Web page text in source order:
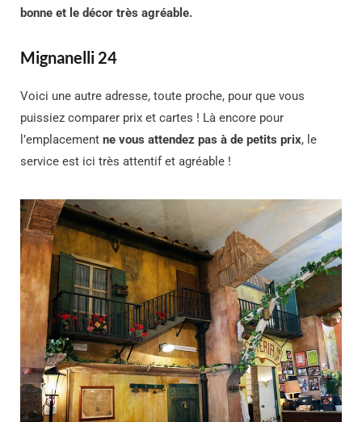
bonne et le décor très agréable.
Mignanelli 24
Voici une autre adresse, toute proche, pour que vous
puissiez comparer prix et cartes ! Là encore pour
l’emplacement ne vous attendez pas à de petits prix, le
service est ici très attentif et agréable !